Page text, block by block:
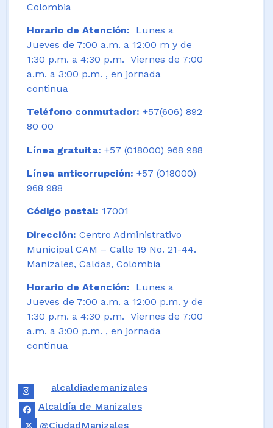
Colombia
Horario de Atención:
Lunes a
Jueves de 7:00 a.m. a 12:00 m y de
1:30 p.m. a 4:30 p.m. Viernes de 7:00
a.m. a 3:00 p.m. , en jornada
continua
Teléfono conmutador: +57(606) 892
80 00
Línea gratuita: +57 (018000) 968 988
Línea anticorrupción: +57 (018000)
968 988
Código postal: 17001
Dirección: Centro Administrativo
Municipal CAM – Calle 19 No. 21-44.
Manizales, Caldas, Colombia
Horario de Atención: Lunes a
Jueves de 7:00 a.m. a 12:00 p.m. y de
1:30 p.m. a 4:30 p.m. Viernes de 7:00
a.m. a 3:00 p.m. , en jornada
continua
alcaldiademanizales
Alcaldía de Manizales
@CiudadManizales